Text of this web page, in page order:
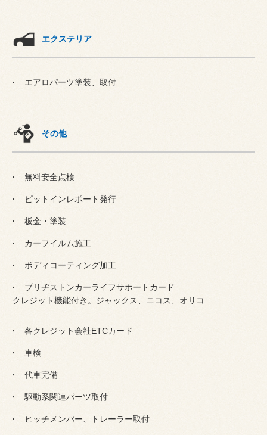
エクステリア
エアロパーツ塗装、取付
その他
無料安全点検
ピットインレポート発行
板金・塗装
カーフイルム施工
ボディコーティング加工
ブリヂストンカーライフサポートカード
クレジット機能付き。ジャックス、ニコス、オリコ
各クレジット会社ETCカード
車検
代車完備
駆動系関連パーツ取付
ヒッチメンバー、トレーラー取付